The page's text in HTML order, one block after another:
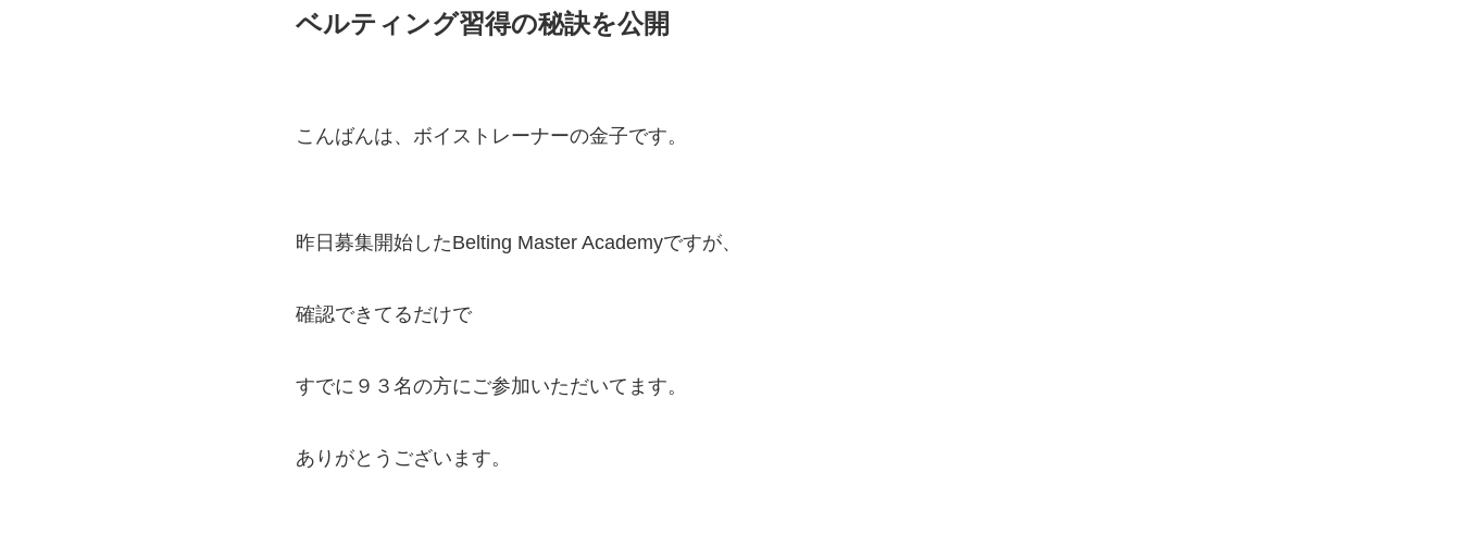
ベルティング習得の秘訣を公開
こんばんは、ボイストレーナーの金子です。
昨日募集開始したBelting Master Academyですが、
確認できてるだけで
すでに９３名の方にご参加いただいてます。
ありがとうございます。